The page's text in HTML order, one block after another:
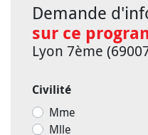
Demande
sur ce
Lyon 7ème
Civilité
Mme
Mlle